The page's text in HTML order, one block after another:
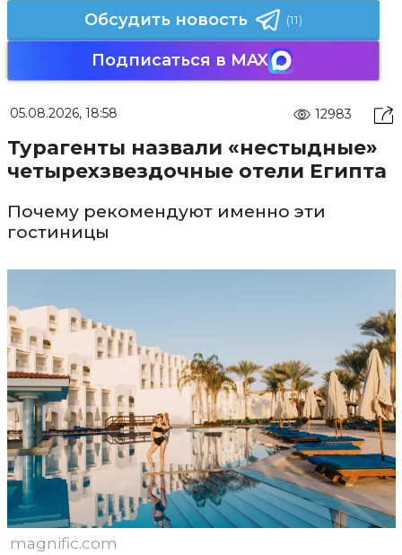
Обсудить новость (11)
Подписаться в MAX
05.08.2026, 18:58 12983
Турагенты назвали «нестыдные»
четырехзвездочные отели Египта
Почему рекомендуют именно эти
гостиницы
magnific.com